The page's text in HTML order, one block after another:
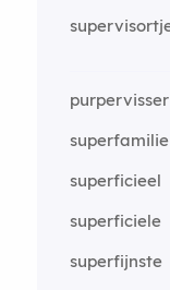
purpervisser
superfamilie
superficieel
superficiele
superfijnste